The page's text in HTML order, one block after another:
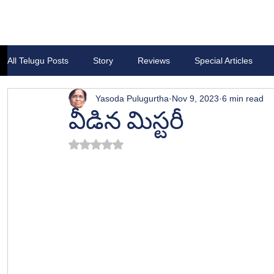
All Telugu Posts Story Reviews Special Articles
వీడిన మిస్టరీ
Yasoda Pulugurtha Nov 9, 2023 6 min read
Rated NaN out of 5 stars.